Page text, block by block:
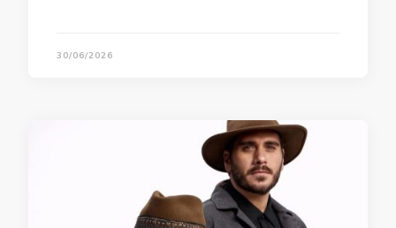
30/06/2026